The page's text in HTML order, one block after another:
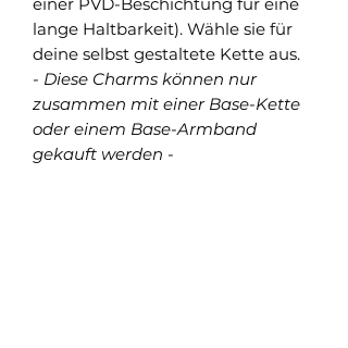
lange Haltbarkeit). Wähle sie für
deine selbst gestaltete Kette aus.
- Diese Charms können nur
zusammen mit einer Base-Kette
oder einem Base-Armband
gekauft werden -